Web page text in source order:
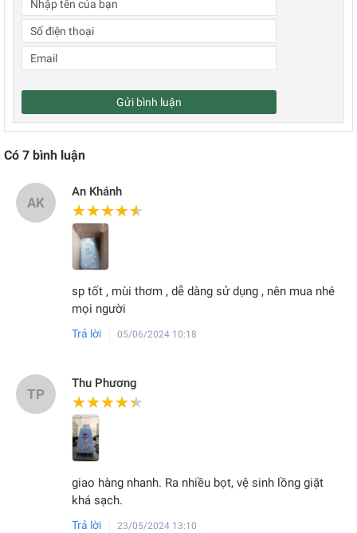
Gửi bình luận
Có 7 bình luận
AK
An Khánh
★★★★★
★★★★★
sp tốt , mùi thơm , dễ dàng sử dụng , nên mua nhé
mọi người
Trả lời 05/06/2024 10:18
TP
Thu Phương
★★★★★
★★★★★
giao hàng nhanh. Ra nhiều bọt, vệ sinh lồng giặt
khá sạch.
Trả lời 23/05/2024 13:10